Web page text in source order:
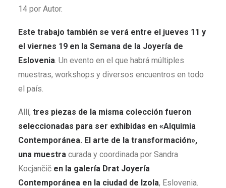
14 por Autor.
Este trabajo también se verá entre el jueves 11 y
el viernes 19 en la Semana de la Joyería de
Eslovenia. Un evento en el que habrá múltiples
muestras, workshops y diversos encuentros en todo
el país.
Allí, tres piezas de la misma colección fueron
seleccionadas para ser exhibidas en «Alquimia
Contemporánea. El arte de la transformación»,
una muestra curada y coordinada por Sandra
Kocjančič en la galería Drat Joyería
Contemporánea en la ciudad de Izola, Eslovenia.